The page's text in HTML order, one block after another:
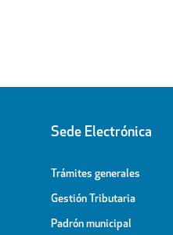
Sede Electrónica
Trámites generales
Gestión Tributaria
Padrón municipal